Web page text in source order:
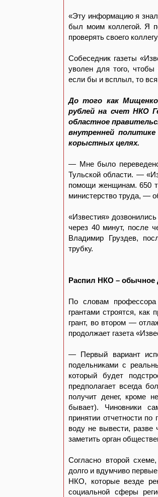
«Эту информацию я
был моим коллегой. Я
проверять своего
Собеседник газеты
уволен для того,
если бы и всплыл, то
До того как
рублей на счет НКО
областное
внутренней
корыстных целях.
— Мне было
Тульской области. —
помощи женщинам. 650
министерство труда, —
«Известия»
через 40 минут, после
Владимир Груздев,
трубку.
Распил НКО – обычное
По словам
грантами строятся,
грант, во втором —
продолжает газета
— Первый вариант
подельниками с
который будет
предполагает всегда
получит денег, кроме
бывает). Чиновники
принятии отчетности по
воду не вывести, разве
заметить орган
Согласно второй
долго и вдумчиво
НКО, которые везде
социальной сферы